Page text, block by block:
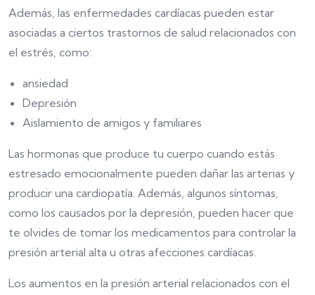
Además, las enfermedades cardíacas pueden estar
asociadas a ciertos trastornos de salud relacionados con
el estrés, como:
ansiedad
Depresión
Aislamiento de amigos y familiares
Las hormonas que produce tu cuerpo cuando estás
estresado emocionalmente pueden dañar las arterias y
producir una cardiopatía. Además, algunos síntomas,
como los causados por la depresión, pueden hacer que
te olvides de tomar los medicamentos para controlar la
presión arterial alta u otras afecciones cardíacas.
Los aumentos en la presión arterial relacionados con el